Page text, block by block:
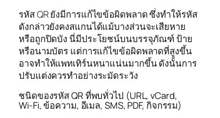
รหัส QR ยังมีการแก้ไขข้อผิดพลาด ซึ่งทำให้รหัส
ดังกล่าวยังคงสแกนได้แม้บางส่วนจะเสียหาย
หรือถูกปิดบัง นี่มีประโยชน์บนบรรจุภัณฑ์ ป้าย
หรือนามบัตร แต่การแก้ไขข้อผิดพลาดที่สูงขึ้น
อาจทำให้แพทเทิร์นหนาแน่นมากขึ้น ดังนั้นการ
ปรับแต่งควรทำอย่างระมัดระวัง
ชนิดของรหัส QR ที่พบทั่วไป (URL, vCard,
Wi‑Fi, ข้อความ, อีเมล, SMS, PDF, กิจกรรม)